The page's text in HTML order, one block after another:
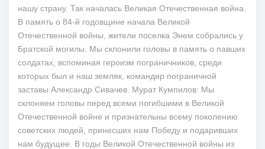
нашу страну. Так началась Великая Отечественная война.
В память о 84-й годовщине начала Великой
Отечественной войны, жители поселка Энем собрались у
Братской могилы. Мы склонили головы в память о павших
солдатах, вспоминая героизм пограничников, среди
которых был и наш земляк, командир пограничной
заставы Александр Сивачев. Мурат Кумпилов: Мы
склоняем головы перед всеми погибшими в Великой
Отечественной войне и признательны всему поколению
советских людей, принесших нам Победу и подаривших
нам будущее. В годы Великой Отечественной войны из